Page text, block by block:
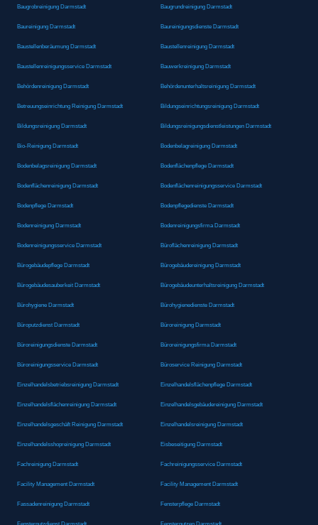
Baugrobreinigung Darmstadt Baugrundreinigung Darmstadt
Baureinigung Darmstadt Baureinigungsdienste Darmstadt
Baustellenberäumung Darmstadt Baustellenreinigung Darmstadt
Baustellenreinigungsservice Darmstadt Bauwerkreinigung Darmstadt
Behördenreinigung Darmstadt Behördenunterhaltsreinigung Darmstadt
Betreuungseinrichtung Reinigung Darmstadt Bildungseinrichtungsreinigung Darmstadt
Bildungsreinigung Darmstadt Bildungsreinigungsdienstleistungen Darmstadt
Bio-Reinigung Darmstadt Bodenbelagreinigung Darmstadt
Bodenbelagsreinigung Darmstadt Bodenflächenpflege Darmstadt
Bodenflächenreinigung Darmstadt Bodenflächenreinigungsservice Darmstadt
Bodenpflege Darmstadt Bodenpflegedienste Darmstadt
Bodenreinigung Darmstadt Bodenreinigungsfirma Darmstadt
Bodenreinigungsservice Darmstadt Büroflächenreinigung Darmstadt
Bürogebäudepflege Darmstadt Bürogebäudereinigung Darmstadt
Bürogebäudesauberkeit Darmstadt Bürogebäudeunterhaltsreinigung Darmstadt
Bürohygiene Darmstadt Bürohygienedienste Darmstadt
Büroputzdienst Darmstadt Büroreinigung Darmstadt
Büroreinigungsdienste Darmstadt Büroreinigungsfirma Darmstadt
Büroreinigungsservice Darmstadt Büroservice Reinigung Darmstadt
Einzelhandelsbetriebsreinigung Darmstadt Einzelhandelsflächenpflege Darmstadt
Einzelhandelsflächenreinigung Darmstadt Einzelhandelsgebäudereinigung Darmstadt
Einzelhandelsgeschäft Reinigung Darmstadt Einzelhandelsreinigung Darmstadt
Einzelhandelsshopreinigung Darmstadt Eisbeseitigung Darmstadt
Fachreinigung Darmstadt Fachreinigungsservice Darmstadt
Facility Management Darmstadt Facility Management Darmstadt
Fassadenreinigung Darmstadt Fensterpflege Darmstadt